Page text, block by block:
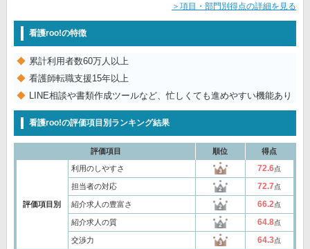
＞項目・部門別得点の詳細を見る
看護roo!の特徴
累計利用者数60万人以上
看護師転職支援15年以上
LINE相談や書類作成ツールなど、忙しくても進めやすい機能あり
看護roo!の評価項目別ランキング結果
評価項目 順位 得点
評価項目別
利用のしやすさ 72.6点
担当者の対応 72.7点
紹介求人の豊富さ 66.2点
紹介求人の質 64.8点
交渉力 64.3点